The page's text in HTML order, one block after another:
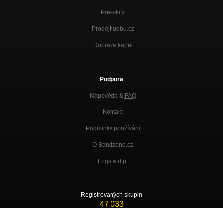
Presskity
Prodejhudbu.cz
Doprava kapel
Podpora
Nápověda & FAQ
Kontakt
Podmínky používání
O Bandzone.cz
Loga a dtp.
Registrovaných skupin
47 033